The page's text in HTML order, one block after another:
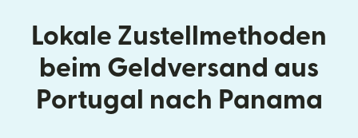
Lokale Zustellmethoden
beim Geldversand aus
Portugal nach Panama